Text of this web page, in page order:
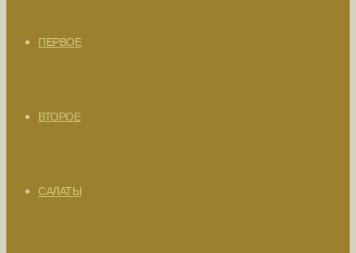
ПЕРВОЕ
ВТОРОЕ
САЛАТЫ